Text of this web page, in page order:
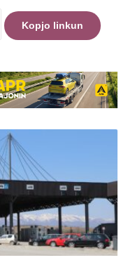
Kopjo linkun